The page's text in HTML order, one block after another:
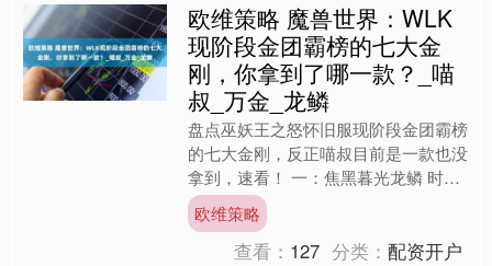
欧维策略 魔兽世界：WLK
现阶段金团霸榜的七大金
刚，你拿到了哪一款？_喵
叔_万金_龙鳞
盘点巫妖王之怒怀旧服现阶段金团霸榜
的七大金刚，反正喵叔目前是一款也没
拿到，速看！ 一：焦黑暮光龙鳞 时间
流逝，英雄模式冰冠堡垒和普通红玉圣
殿开放也是有些许时日，....
欧维策略
查看： 127 分类：配资开户